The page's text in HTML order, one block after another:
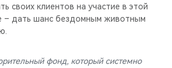
своих клиентов на участие в этой
– дать шанс бездомным животным
фонд, который системно